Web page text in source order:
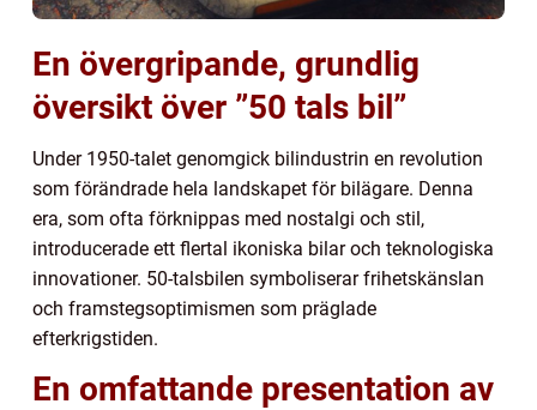
En övergripande, grundlig
översikt över ”50 tals bil”
Under 1950-talet genomgick bilindustrin en revolution
som förändrade hela landskapet för bilägare. Denna
era, som ofta förknippas med nostalgi och stil,
introducerade ett flertal ikoniska bilar och teknologiska
innovationer. 50-talsbilen symboliserar frihetskänslan
och framstegsoptimismen som präglade
efterkrigstiden.
En omfattande presentation av